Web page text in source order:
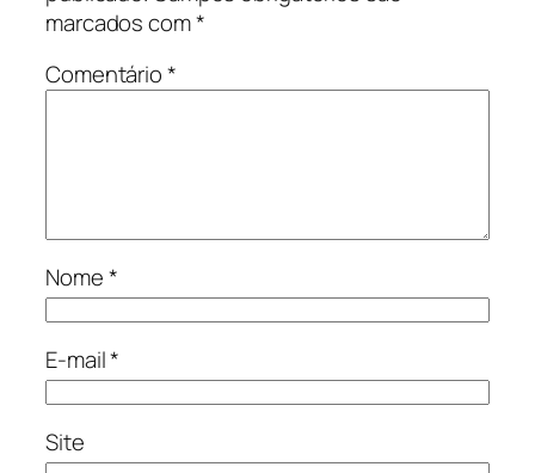
marcados com*
Comentário*
Nome*
E-mail*
Site